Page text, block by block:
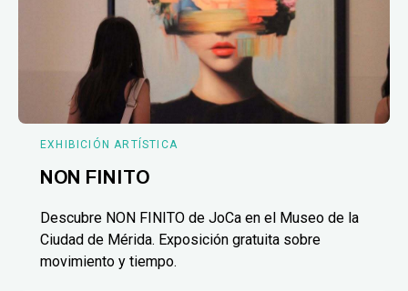
EXHIBICIÓN ARTÍSTICA
NON FINITO
Descubre NON FINITO de JoCa en el Museo de la
Ciudad de Mérida. Exposición gratuita sobre
movimiento y tiempo.